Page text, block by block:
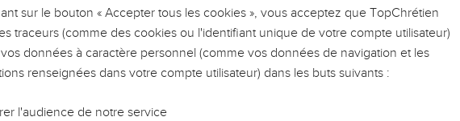
ÉVITER LES VOTRES ?
leur impact, leur foi ou leur vision. Mais on voit
difficiles qu'ils ont traversés, alors même que ce sont
et responsables reviennent sur les erreurs
sur le bouton « Accepter tous les cookies », vous acceptez que TopChrétien
traceurs (comme des cookies ou l'identifiant unique de votre compte utilisateur)
données à caractère personnel (comme vos données de navigation et les
renseignées dans votre compte utilisateur) dans les buts suivants :
l'audience de notre service